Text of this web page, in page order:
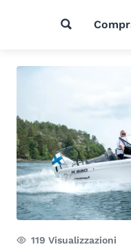
119 Visualizzazioni